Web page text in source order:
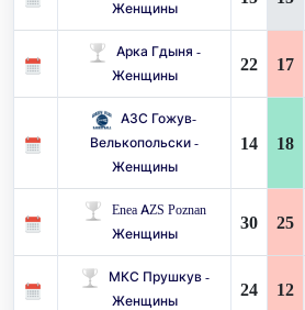
Женщины
Арка Гдыня -
Женщины
22 17
АЗС Гожув-
Велькопольски -
Женщины
14 18
Enea AZS Poznan
Женщины
30 25
МКС Прушкув -
Женщины
24 12